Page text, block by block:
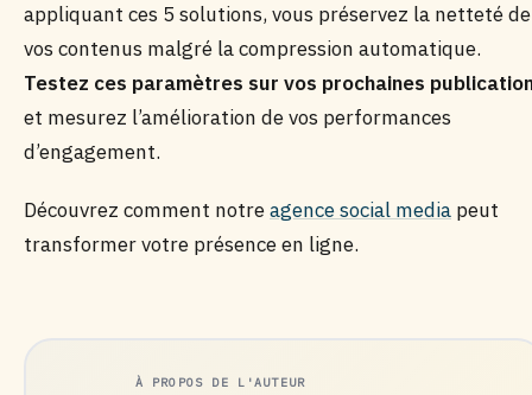
appliquant ces 5 solutions, vous préservez la netteté de
vos contenus malgré la compression automatique.
Testez ces paramètres sur vos prochaines
et mesurez l’amélioration de vos performances
d’engagement.
Découvrez comment notreagence social media peut
transformer votre présence en ligne.
À PROPOS DE L'AUTEUR